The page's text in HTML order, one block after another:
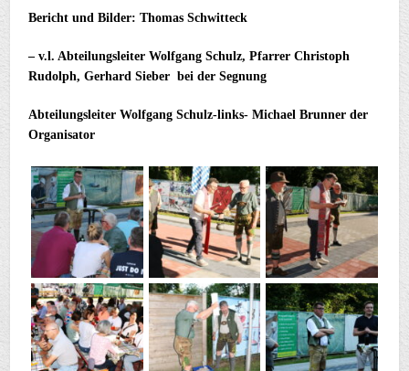
Bericht und Bilder: Thomas Schwitteck
– v.l. Abteilungsleiter Wolfgang Schulz, Pfarrer Christoph
Rudolph, Gerhard Sieber bei der Segnung
Abteilungsleiter Wolfgang Schulz-links- Michael Brunner der
Organisator